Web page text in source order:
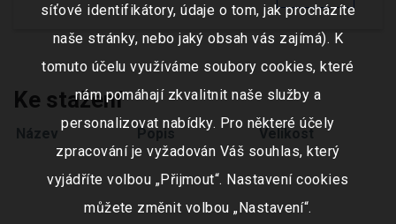
Ke stažení
Název Popis Velikost
síťové identifikátory, údaje o tom, jak procházíte
naše stránky, nebo jaký obsah vás zajímá). K
tomuto účelu využíváme soubory cookies, které
nám pomáhají zkvalitnit naše služby a
personalizovat nabídky. Pro některé účely
zpracování je vyžadován Váš souhlas, který
vyjádříte volbou „Přijmout“. Nastavení cookies
můžete změnit volbou „Nastavení“.